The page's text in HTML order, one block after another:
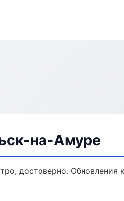
на-Амуре
достоверно. Обновления